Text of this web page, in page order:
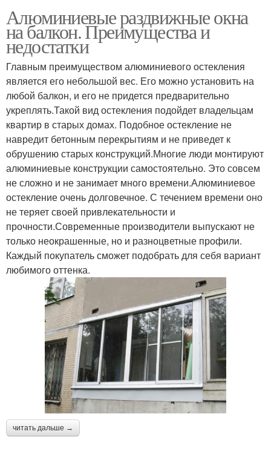
Алюминиевые раздвижные окна
на балкон. Преимущества и
недостатки
Главным преимуществом алюминиевого остекления
является его небольшой вес. Его можно установить на
любой балкон, и его не придется предварительно
укреплять.Такой вид остекления подойдет владельцам
квартир в старых домах. Подобное остекление не
навредит бетонным перекрытиям и не приведет к
обрушению старых конструкций.Многие люди монтируют
алюминиевые конструкции самостоятельно. Это совсем
не сложно и не занимает много времени.Алюминиевое
остекление очень долговечное. С течением времени оно
не теряет своей привлекательности и
прочности.Современные производители выпускают не
только неокрашенные, но и разноцветные профили.
Каждый покупатель сможет подобрать для себя вариант
любимого оттенка.
читать дальше →